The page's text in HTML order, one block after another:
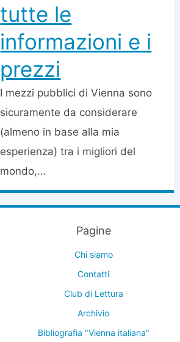
tutte le
informazioni e i
prezzi
I mezzi pubblici di Vienna sono
sicuramente da considerare
(almeno in base alla mia
esperienza) tra i migliori del
mondo,...
Pagine
Chi siamo
Contatti
Club di Lettura
Archivio
Bibliografia "Vienna italiana"